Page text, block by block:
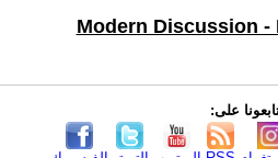
Modern Discussion -
على: